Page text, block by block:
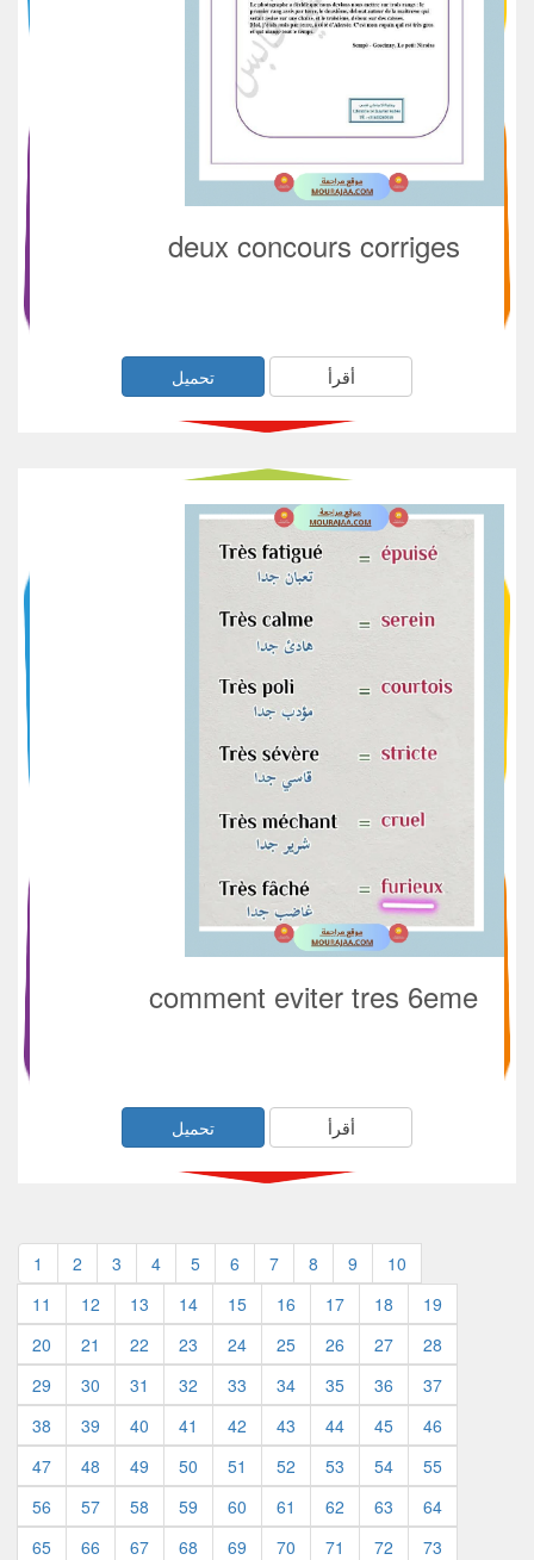
deux concours corriges
أقرأ تحميل
comment eviter tres 6eme
أقرأ تحميل
1 2 3 4 5 6 7 8 9
10
11
12 13 14 15 16 17 18
19
20
21 22 23 24 25 26 27
28
29
30 31 32 33 34 35 36
37
38
39 40 41 42 43 44 45
46
47
48 49 50 51 52 53 54
55
56
57 58 59 60 61 62 63
64
65
66 67 68 69 70 71 72
73